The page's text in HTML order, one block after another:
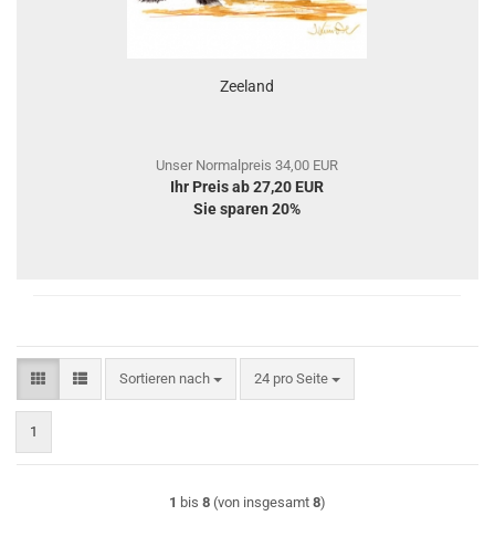
Zeeland
Unser Normalpreis 34,00 EUR
Ihr Preis ab 27,20 EUR
Sie sparen 20%
Sortieren nach
Sortieren nach 24 pro Seite
pro Seite
1
1 bis 8 (von insgesamt 8)